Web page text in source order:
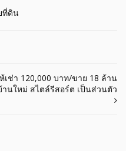
ที่ดิน
เช่า 120,000 บาท/ขาย 18 ล้าน
านใหม่ สไตล์รีสอร์ต เป็นส่วนตัว